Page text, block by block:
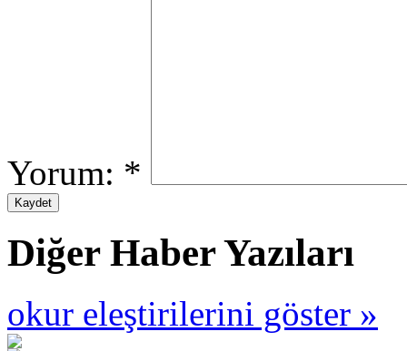
Yorum: *
Diğer Haber Yazıları
okur eleştirilerini göster »